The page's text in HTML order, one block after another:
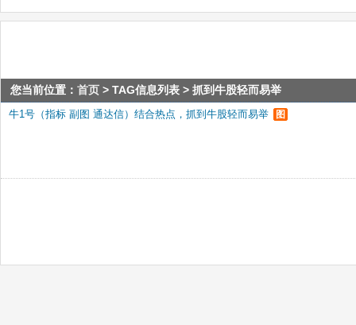
您当前位置： 首页 > TAG信息列表 > 抓到牛股轻而易举
牛1号（指标 副图 通达信）结合热点，抓到牛股轻而易举 图